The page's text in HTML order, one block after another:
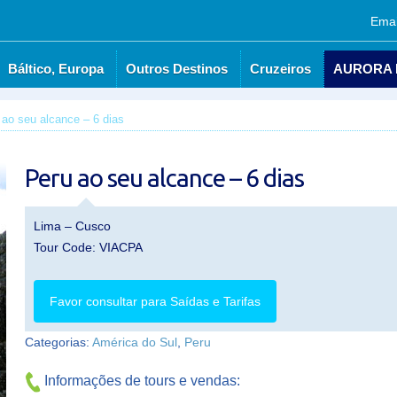
Nórdicos Báltico, Europa
Báltico, Europa Outros Destinos Cruzeiros AURORA
seu alcance – 6 dias
Peru ao seu alcance – 6 dias
Lima – Cusco
Tour Code: VIACPA
Favor consultar para Saídas e Tarifas
Categorias: América do Sul Peru
Informações de tours e vendas: